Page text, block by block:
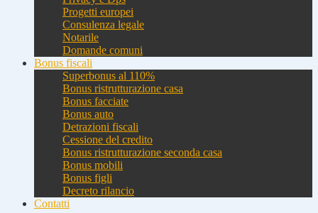
Progetti europei
Consulenza legale
Notarile
Domande comuni
Bonus fiscali
Superbonus al 110%
Bonus ristrutturazione casa
Bonus facciate
Bonus auto
Detrazioni fiscali
Cessione del credito
Bonus ristrutturazione seconda casa
Bonus mobili
Bonus figli
Decreto rilancio
Contatti